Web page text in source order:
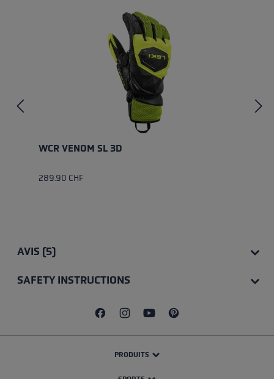
WCR VENOM SL 3D
289.90 CHF
AVIS (5)
SAFETY INSTRUCTIONS
PRODUITS